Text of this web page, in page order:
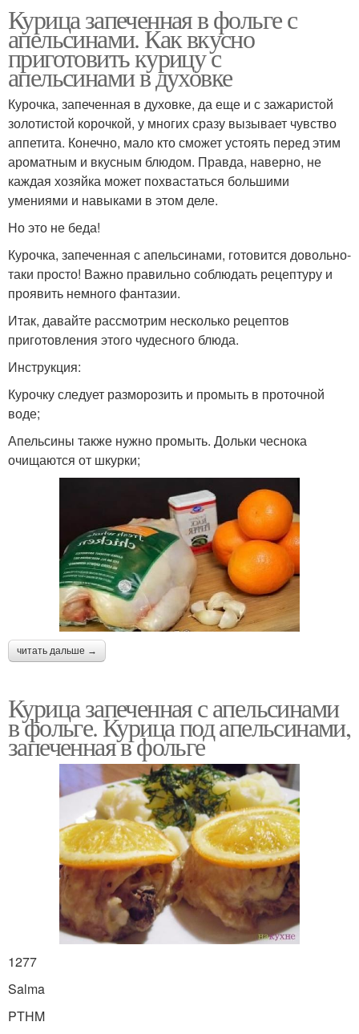
Курица запеченная в фольге с
апельсинами. Как вкусно
приготовить курицу с
апельсинами в духовке
Курочка, запеченная в духовке, да еще и с зажаристой
золотистой корочкой, у многих сразу вызывает чувство
аппетита. Конечно, мало кто сможет устоять перед этим
ароматным и вкусным блюдом. Правда, наверно, не
каждая хозяйка может похвастаться большими
умениями и навыками в этом деле.
Но это не беда!
Курочка, запеченная с апельсинами, готовится довольно-
таки просто! Важно правильно соблюдать рецептуру и
проявить немного фантазии.
Итак, давайте рассмотрим несколько рецептов
приготовления этого чудесного блюда.
Инструкция:
Курочку следует разморозить и промыть в проточной
воде;
Апельсины также нужно промыть. Дольки чеснока
очищаются от шкурки;
читать дальше →
Курица запеченная с апельсинами
в фольге. Курица под апельсинами,
запеченная в фольге
1277
Salma
PTHM